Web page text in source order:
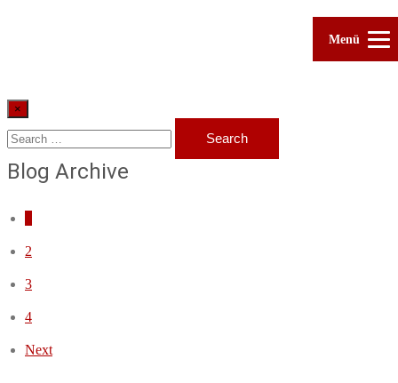
×
Blog Archive
2
3
4
Next
Menü